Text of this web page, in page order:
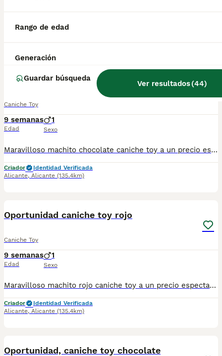
Rango de edad
Generación
Guardar búsqueda
Ver resultados(44)
Caniche toy chocolate, oportunidad
Caniche Toy
9 semanas
Edad
1
Sexo
Maravilloso machito chocolate caniche toy a un precio espectacular. Nacido y criado en familia con todos los cuidados y atenciones necesarias para que se desarrolle sano y feliz. Llamame o escribeme al numero 653037806 y te explico los detalles. No pierdas la oportunidad.
Criador
Identidad Verificada
Alicante, Alicante (135.4km)
Oportunidad caniche toy rojo
Caniche Toy
9 semanas
Edad
1
Sexo
Maravilloso machito rojo caniche toy a un precio espectacular. Nacido y criado en familia con todos los cuidados y atenciones necesarias para que se desarrolle sano y feliz. Llamame o escribeme al numero 653037806 y te explico los detalles. No pierdas la oportunidad. ES451230000020
Criador
Identidad Verificada
Alicante, Alicante (135.4km)
Oportunidad, caniche toy chocolate